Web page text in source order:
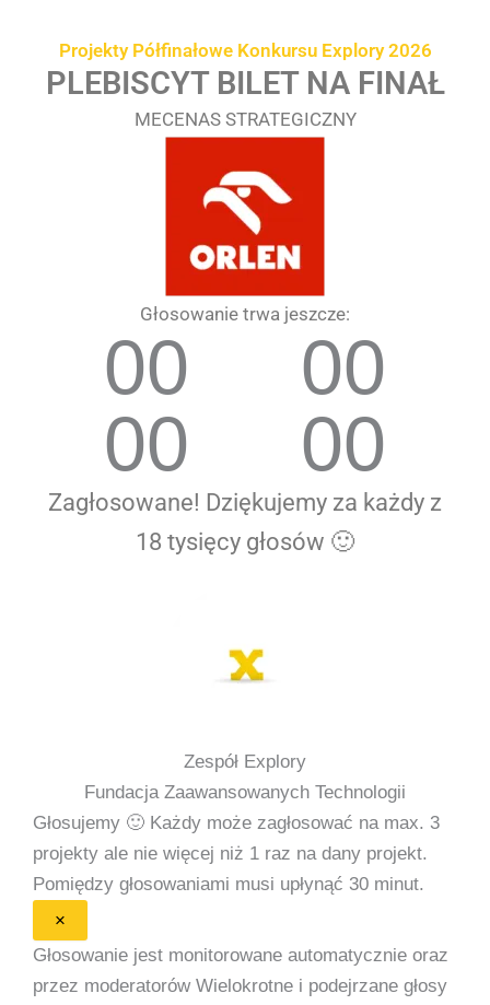
Projekty Półfinałowe Konkursu Explory 2026
PLEBISCYT BILET NA FINAŁ
MECENAS STRATEGICZNY
Głosowanie trwa jeszcze:
00
00
00
00
Zagłosowane! Dziękujemy za każdy z
18 tysięcy głosów 🙂
Zespół Explory
Fundacja Zaawansowanych Technologii
Głosujemy 🙂 Każdy może zagłosować na max. 3
projekty ale nie więcej niż 1 raz na dany projekt.
Pomiędzy głosowaniami musi upłynąć 30 minut.
×
Głosowanie jest monitorowane automatycznie oraz
przez moderatorów Wielokrotne i podejrzane głosy